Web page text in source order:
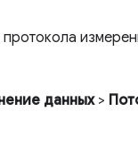
данных>